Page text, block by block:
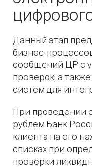
Данный этап
бизнес-
сообщений ЦР с
проверок, а
систем для
При проведении
рублем Банк
клиента на его
списках при
проверки